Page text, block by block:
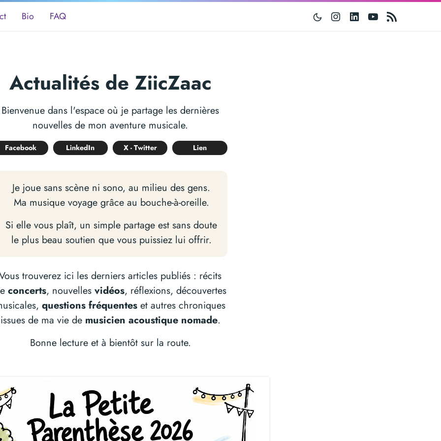
Instagram
LinkedinYoutube
Bio FAQ
Actualités de ZiicZaac
Bienvenue dans l'espace où je partage les dernières
nouvelles de mon aventure musicale.
Facebook LinkedIn X - Twitter Lien
Je joue sans scène ni sono, au milieu des gens.
Ma musique voyage grâce au bouche-à-oreille.
Si elle vous plaît, un simple partage est sans doute
le plus beau soutien que vous puissiez lui offrir.
trouverez ici les derniers articles publiés : récits
concerts, nouvelles vidéos, réflexions, découvertes
questions fréquentes et autres chroniques
issues de ma vie de musicien acoustique nomade.
Bonne lecture et à bientôt sur la route.